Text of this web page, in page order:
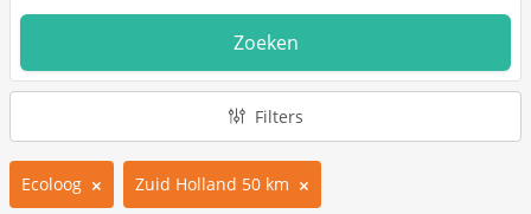
Zoeken
Filters
Ecoloog Zuid Holland 50 km